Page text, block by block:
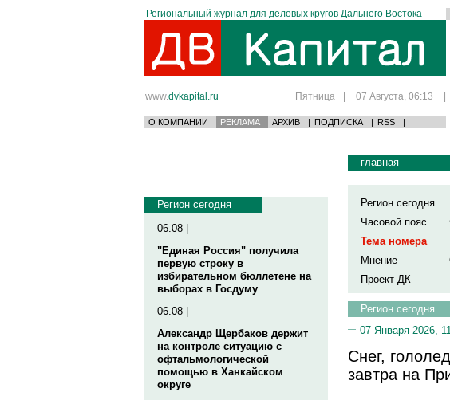
Региональный журнал для деловых кругов Дальнего Востока
www.dvkapital.ru Пятница | 07 Августа, 06:13 |
О КОМПАНИИ РЕКЛАМА АРХИВ | ПОДПИСКА | RSS |
Регион сегодня
06.08 |
"Единая Россия" получила
первую строку в
избирательном бюллетене на
выборах в Госдуму
06.08 |
Александр Щербаков держит
на контроле ситуацию с
офтальмологической
помощью в Ханкайском
округе
главная
Регион сегодня
Часовой пояс
Тема номера
Мнение
Проект ДК
Регион сегодня
07 Января 2026,
Снег,
завтра на